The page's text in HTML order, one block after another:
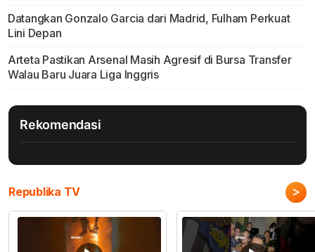
Datangkan Gonzalo Garcia dari Madrid, Fulham Perkuat
Lini Depan
Arteta Pastikan Arsenal Masih Agresif di Bursa Transfer
Walau Baru Juara Liga Inggris
Rekomendasi
Republika TV >